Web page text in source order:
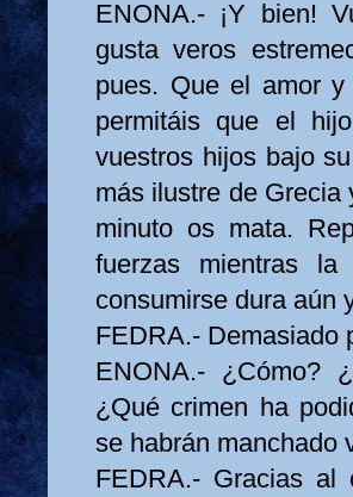
ENONA.- ¡Y bien!
gusta veros
pues. Que el amor
permitáis que el
vuestros hijos bajo
más ilustre de
minuto os mata.
fuerzas mientras
consumirse dura aún
FEDRA.- Demasiado
ENONA.- ¿Cómo?
¿Qué crimen ha
se habrán manchado
FEDRA.- Gracias al